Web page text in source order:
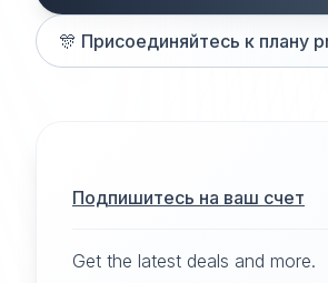
🎊 Присоединяйтесь к плану
Подпишитесь на ваш счет
Get the latest deals and more.